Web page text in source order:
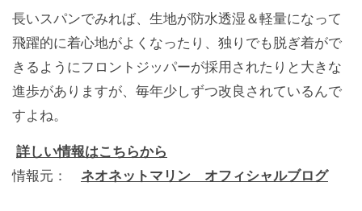
長いスパンでみれば、生地が防水透湿＆軽量になって
飛躍的に着心地がよくなったり、独りでも脱ぎ着がで
きるようにフロントジッパーが採用されたりと大きな
進歩がありますが、毎年少しずつ改良されているんで
すよね。
詳しい情報はこちらから
情報元： ネオネットマリン オフィシャルブログ